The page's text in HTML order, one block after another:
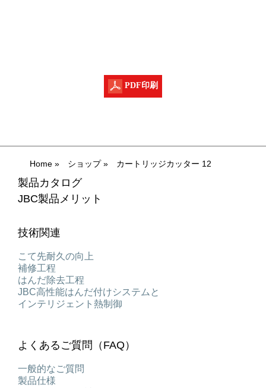
PDF印刷
Home» ショップ» カートリッジカッター 12
製品カタログ
JBC製品メリット
技術関連
こて先耐久の向上
補修工程
はんだ除去工程
JBC高性能はんだ付けシステムと
インテリジェント熱制御
よくあるご質問（FAQ）
一般的なご質問
製品仕様